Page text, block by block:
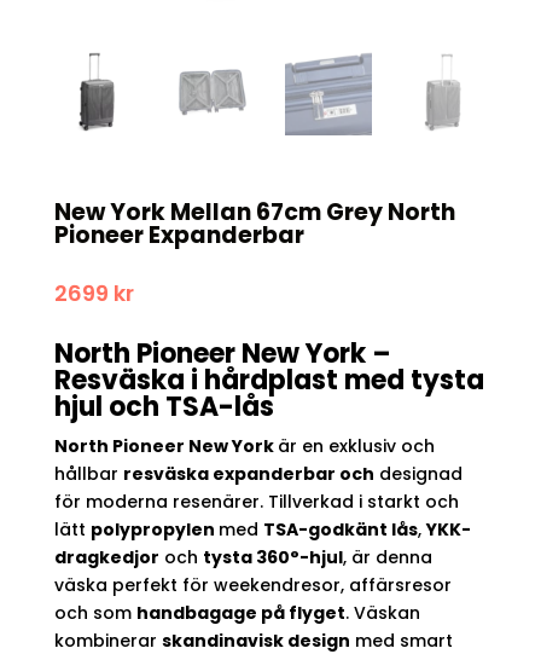
New York Mellan 67cm Grey North
Pioneer Expanderbar
2699 kr
North Pioneer New York –
Resväska i hårdplast med tysta
hjul och TSA-lås
North Pioneer New York är en exklusiv och
hållbar resväska expanderbar och designad
för moderna resenärer. Tillverkad i starkt och
lätt polypropylen med TSA-godkänt lås,YKK-
dragkedjor och tysta 360°-hjul, är denna
väska perfekt för weekendresor, affärsresor
och som handbagage på flyget. Väskan
kombinerar skandinavisk design med smart